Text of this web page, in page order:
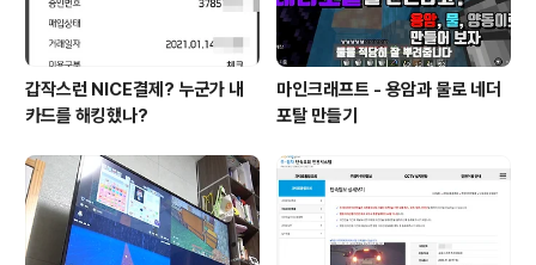
갑작스런 NICE결제? 누군가 내
카드를 해킹했나?
마인크래프트 - 용암과 물로 네더
포탈 만들기